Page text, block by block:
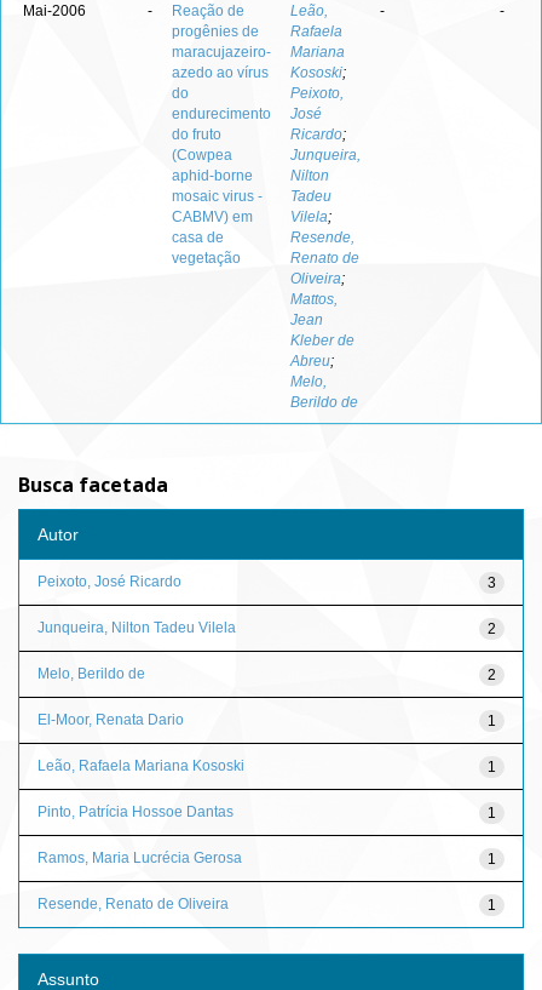
Mai-2006 -
Reação de
progênies de
maracujazeiro-
azedo ao vírus
do
endurecimento
do fruto
(Cowpea
aphid-borne
mosaic virus -
CABMV) em
casa de
vegetação
Leão,
Rafaela
Mariana
Kososki;
Peixoto,
José
Ricardo;
Junqueira,
Nilton
Tadeu
Vilela;
Resende,
Renato de
Oliveira;
Mattos,
Jean
Kleber de
Abreu;
Melo,
Berildo de
- -
Busca facetada
Autor
3
Peixoto, José Ricardo
2
Junqueira, Nilton Tadeu Vilela
2
Melo, Berildo de
1
El-Moor, Renata Dario
1
Leão, Rafaela Mariana Kososki
1
Pinto, Patrícia Hossoe Dantas
1
Ramos, Maria Lucrécia Gerosa
1
Resende, Renato de Oliveira
Assunto